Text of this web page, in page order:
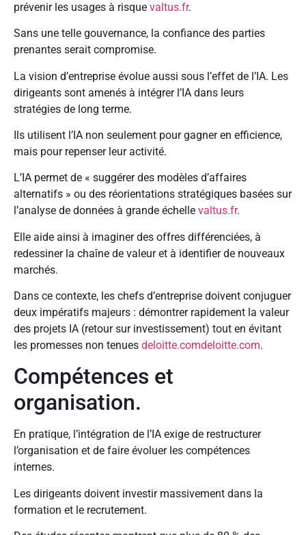
prévenir les usages à risque valtus.fr.
Sans une telle gouvernance, la confiance des parties
prenantes serait compromise.
La vision d’entreprise évolue aussi sous l’effet de l’IA. Les
dirigeants sont amenés à intégrer l’IA dans leurs
stratégies de long terme.
Ils utilisent l’IA non seulement pour gagner en efficience,
mais pour repenser leur activité.
L’IA permet de « suggérer des modèles d’affaires
alternatifs » ou des réorientations stratégiques basées sur
l’analyse de données à grande échelle valtus.fr.
Elle aide ainsi à imaginer des offres différenciées, à
redessiner la chaîne de valeur et à identifier de nouveaux
marchés.
Dans ce contexte, les chefs d’entreprise doivent conjuguer
deux impératifs majeurs : démontrer rapidement la valeur
des projets IA (retour sur investissement) tout en évitant
les promesses non tenues deloitte.comdeloitte.com.
Compétences et
organisation.
En pratique, l’intégration de l’IA exige de restructurer
l’organisation et de faire évoluer les compétences
internes.
Les dirigeants doivent investir massivement dans la
formation et le recrutement.